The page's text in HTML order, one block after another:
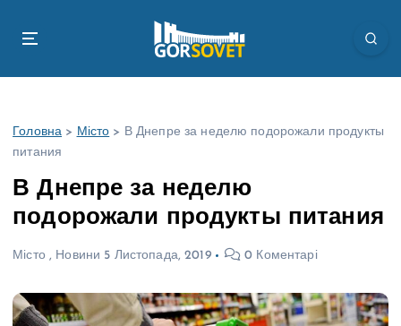
Головна > Місто > В Днепре за неделю подорожали продукты
питания
В Днепре за неделю
подорожали продукты питания
Місто, Новини 5 Листопада, 2019 0 Коментарі